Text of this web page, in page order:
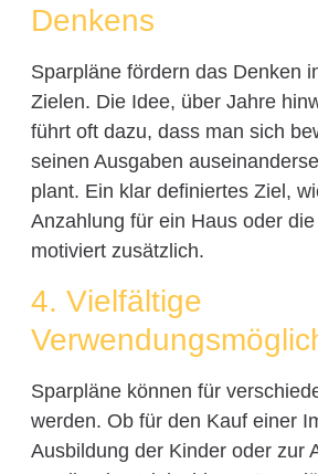
Denkens
Sparpläne fördern das Denken
Zielen. Die Idee, über Jahre
führt oft dazu, dass man sich
seinen Ausgaben
plant. Ein klar definiertes Ziel,
Anzahlung für ein Haus oder
motiviert zusätzlich.
4. Vielfältige
Sparpläne können für
werden. Ob für den Kauf einer
Ausbildung der Kinder oder zur